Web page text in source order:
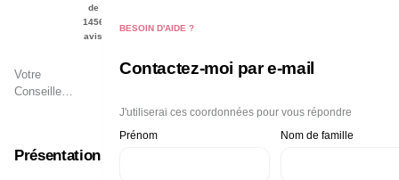
de
1456
avis
Votre
Conseiller
Périgueux,
Présentation
BESOIN D'AIDE ?
Contactez-moi par e-mail
J'utiliserai ces coordonnées pour vous répondre
Prénom
Nom de famille